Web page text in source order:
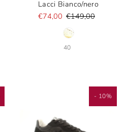
Lacci Bianco/nero
€74,00 €149,00
40
- 10%